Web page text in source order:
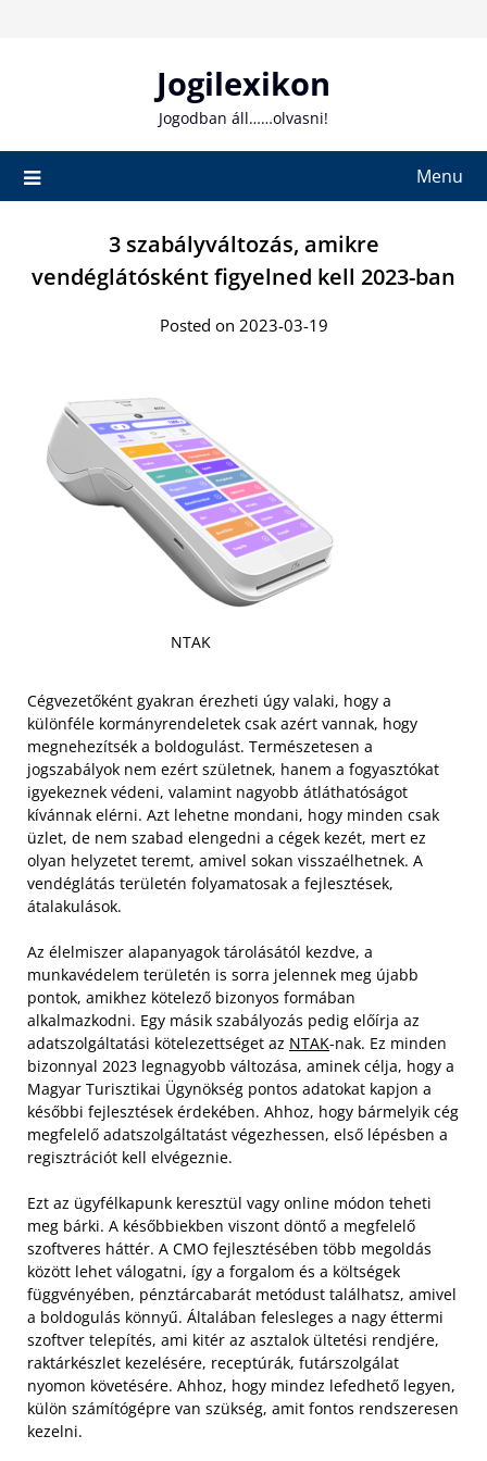
Jogilexikon
Jogodban áll……olvasni!
Menu
3 szabályváltozás, amikre
vendéglátósként figyelned kell 2023-ban
Posted on 2023-03-19
NTAK
Cégvezetőként gyakran érezheti úgy valaki, hogy a
különféle kormányrendeletek csak azért vannak, hogy
megnehezítsék a boldogulást. Természetesen a
jogszabályok nem ezért születnek, hanem a fogyasztókat
igyekeznek védeni, valamint nagyobb átláthatóságot
kívánnak elérni. Azt lehetne mondani, hogy minden csak
üzlet, de nem szabad elengedni a cégek kezét, mert ez
olyan helyzetet teremt, amivel sokan visszaélhetnek. A
vendéglátás területén folyamatosak a fejlesztések,
átalakulások.
Az élelmiszer alapanyagok tárolásától kezdve, a
munkavédelem területén is sorra jelennek meg újabb
pontok, amikhez kötelező bizonyos formában
alkalmazkodni. Egy másik szabályozás pedig előírja az
adatszolgáltatási kötelezettséget az NTAK-nak. Ez minden
bizonnyal 2023 legnagyobb változása, aminek célja, hogy a
Magyar Turisztikai Ügynökség pontos adatokat kapjon a
későbbi fejlesztések érdekében. Ahhoz, hogy bármelyik cég
megfelelő adatszolgáltatást végezhessen, első lépésben a
regisztrációt kell elvégeznie.
Ezt az ügyfélkapunk keresztül vagy online módon teheti
meg bárki. A későbbiekben viszont döntő a megfelelő
szoftveres háttér. A CMO fejlesztésében több megoldás
között lehet válogatni, így a forgalom és a költségek
függvényében, pénztárcabarát metódust találhatsz, amivel
a boldogulás könnyű. Általában felesleges a nagy éttermi
szoftver telepítés, ami kitér az asztalok ültetési rendjére,
raktárkészlet kezelésére, receptúrák, futárszolgálat
nyomon követésére. Ahhoz, hogy mindez lefedhető legyen,
külön számítógépre van szükség, amit fontos rendszeresen
kezelni.